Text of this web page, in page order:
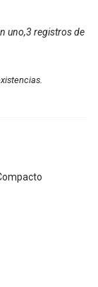
uno,3 registros de